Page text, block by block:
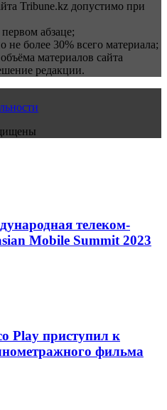
Tribune.kz допустимо при
абзаце;
более 30% всего материала;
материалов сайта
редакции.
телеком-
Mobile Summit 2023
Play приступил к
фильма